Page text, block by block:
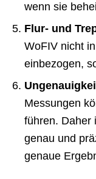
wenn sie
Flur- und
WoFIV nicht
einbezogen,
Messungen
führen. Daher
genau und
genaue